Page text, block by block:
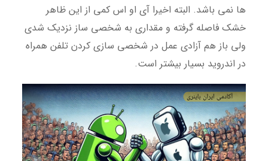
ها نمی باشد. البته اخیرا آی او اس کمی از این ظاهر
خشک فاصله گرفته و مقداری به شخصی ساز نزدیک شدی
ولی باز هم آزادی عمل در شخصی سازی کردن تلفن همراه
در اندروید بسیار بیشتر است.